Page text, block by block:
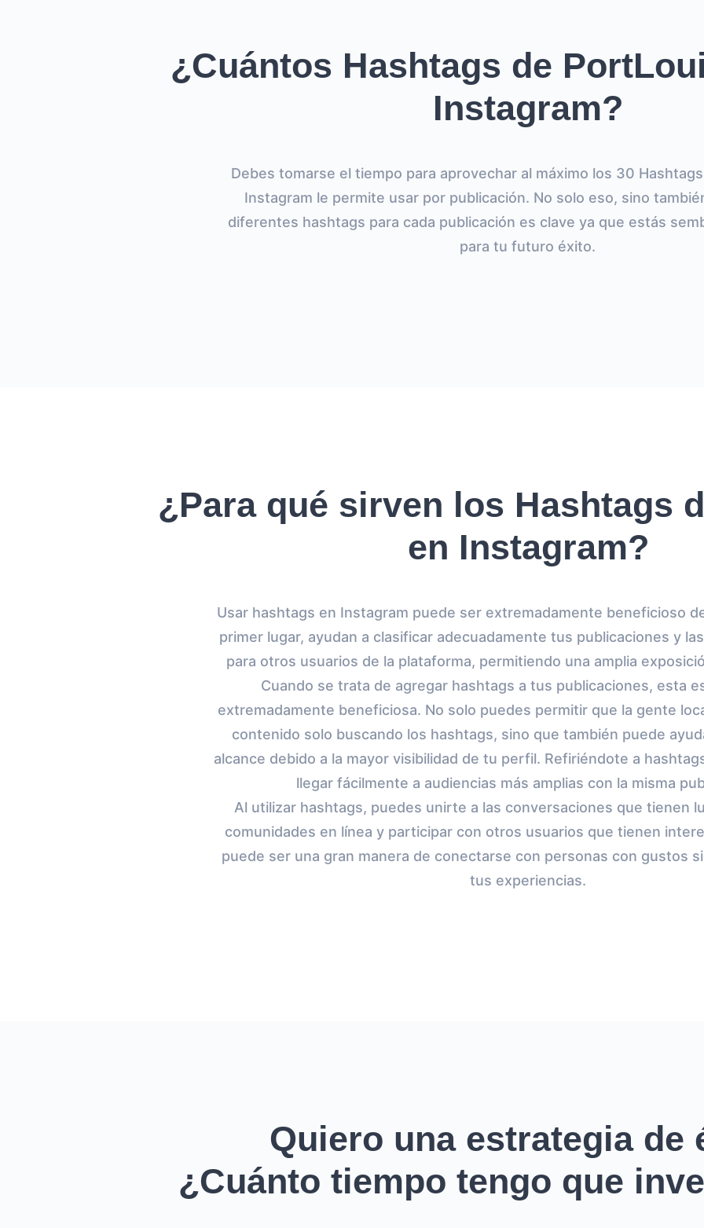
¿Cuántos Hashtags de
Instagram?
Debes tomarse el tiempo para aprovechar al máximo los 30
Instagram le permite usar por publicación. No solo eso, sino
diferentes hashtags para cada publicación es clave ya que estás
para tu futuro éxito.
¿Para qué sirven los Hashtags
en Instagram?
Usar hashtags en Instagram puede ser extremadamente beneficioso
primer lugar, ayudan a clasificar adecuadamente tus publicaciones y
para otros usuarios de la plataforma, permitiendo una amplia
Cuando se trata de agregar hashtags a tus publicaciones, esta
extremadamente beneficiosa. No solo puedes permitir que la gente
contenido solo buscando los hashtags, sino que también puede
alcance debido a la mayor visibilidad de tu perfil. Refiriéndote a
llegar fácilmente a audiencias más amplias con la misma
Al utilizar hashtags, puedes unirte a las conversaciones que tienen
comunidades en línea y participar con otros usuarios que tienen
puede ser una gran manera de conectarse con personas con gustos
tus experiencias.
Quiero una estrategia de
¿Cuánto tiempo tengo que